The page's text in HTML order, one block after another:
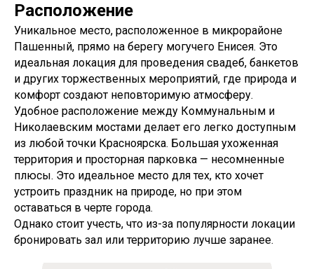
Расположение
Уникальное место, расположенное в микрорайоне
Пашенный, прямо на берегу могучего Енисея. Это
идеальная локация для проведения свадеб, банкетов
и других торжественных мероприятий, где природа и
комфорт создают неповторимую атмосферу.
Удобное расположение между Коммунальным и
Николаевским мостами делает его легко доступным
из любой точки Красноярска. Большая ухоженная
территория и просторная парковка — несомненные
плюсы. Это идеальное место для тех, кто хочет
устроить праздник на природе, но при этом
оставаться в черте города.
Однако стоит учесть, что из-за популярности локации
бронировать зал или территорию лучше заранее.